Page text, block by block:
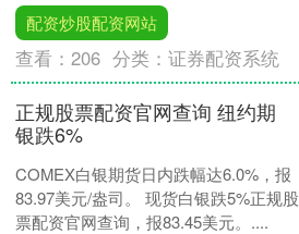
配资炒股配资网站
查看：206 分类：证券配资系统
正规股票配资官网查询 纽约期
银跌6%
COMEX白银期货日内跌幅达6.0%，报
83.97美元/盎司。 现货白银跌5%正规股
票配资官网查询，报83.45美元。....